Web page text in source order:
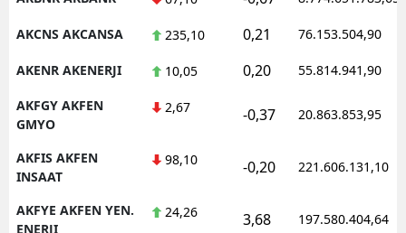
Malatya
Manisa
Kahramanmaraş
AKCNS AKCANSA 235,10 0,21 76.153.504,90
AKENR AKENERJI 10,05 0,20 55.814.941,90
AKFGY AKFEN
GMYO
2,67 -0,37 20.863.853,95
AKFIS AKFEN
INSAAT
98,10 -0,20 221.606.131,10
AKFYE AKFEN YEN.
ENERJI
24,26 3,68 197.580.404,64